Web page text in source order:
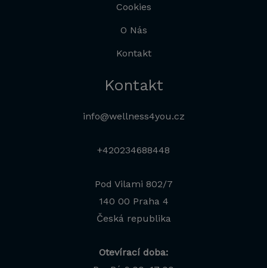
Cookies
O Nás
Kontakt
Kontakt
info@wellness4you.cz
+420234688448
Pod Vilami 802/7
140 00 Praha 4
Česká republika
Otevírací doba: